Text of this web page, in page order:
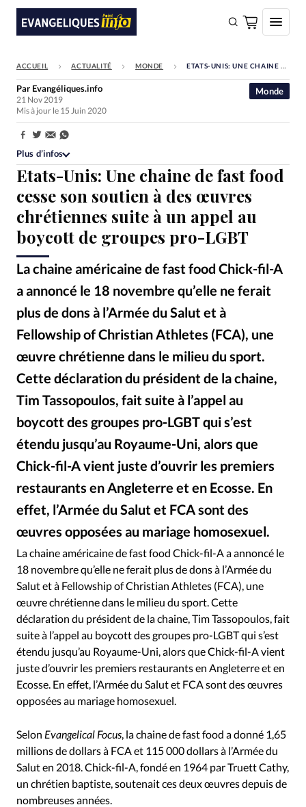
FAIRE UN DON
Faire un don
Société
Monde
Bible
Toute l'actualité
Se connecter
CHF
RUBRIQUES
Histoire
Liberté religieuse
Mission
Monde People Politique
Religions
Société
ACCUEIL ACTUALITÉ MONDE ETATS-UNIS: UNE CHAINE DE FAST FOOD CESSE SON SOUTIEN À DES ŒUVRES CHRÉTIENNES SUITE À UN APPEL AU BOYCOTT DE GROUPES PRO-LGBT
Etats-Unis: Une chaine de fast food
cesse son soutien à des œuvres
chrétiennes suite à un appel au
boycott de groupes pro-LGBT
La chaine américaine de fast food Chick-fil-A
a annoncé le 18 novembre qu’elle ne ferait
plus de dons à l’Armée du Salut et à
Fellowship of Christian Athletes (FCA), une
œuvre chrétienne dans le milieu du sport.
Cette déclaration du président de la chaine,
Tim Tassopoulos, fait suite à l’appel au
boycott des groupes pro-LGBT qui s’est
étendu jusqu’au Royaume-Uni, alors que
Chick-fil-A vient juste d’ouvrir les premiers
restaurants en Angleterre et en Ecosse. En
effet, l’Armée du Salut et FCA sont des
œuvres opposées au mariage homosexuel.
Monde
Par Evangéliques.info
21 Nov 2019
Mis à jour le 15 Juin 2020
Partager:
Plus d’infos
©
La chaine américaine de fast food Chick-fil-A a annoncé le
18 novembre qu’elle ne ferait plus de dons à l’Armée du
Salut et à Fellowship of Christian Athletes (FCA), une
œuvre chrétienne dans le milieu du sport. Cette
déclaration du président de la chaine, Tim Tassopoulos, fait
suite à l’appel au boycott des groupes pro-LGBT qui s’est
étendu jusqu’au Royaume-Uni, alors que Chick-fil-A vient
juste d’ouvrir les premiers restaurants en Angleterre et en
Ecosse. En effet, l’Armée du Salut et FCA sont des œuvres
opposées au mariage homosexuel.
Selon Evangelical Focus, la chaine de fast food a donné 1,65
millions de dollars à FCA et 115 000 dollars à l’Armée du
Salut en 2018. Chick-fil-A, fondé en 1964 par Truett Cathy,
un chrétien baptiste, soutenait ces deux œuvres depuis de
nombreuses années.